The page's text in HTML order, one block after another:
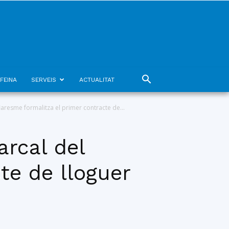
SERVEIS ACTUALITAT
formalitza el primer contracte de...
del
de lloguer